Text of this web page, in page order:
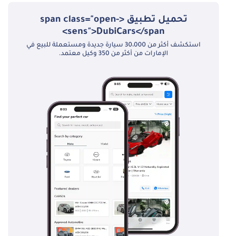
تحميل تطبيق <span class="open-
sens">DubiCars</span>
استكشف أكثر من 30،000 سيارة جديدة ومستعملة للبيع في
الإمارات من أكثر من 350 وكيل معتمد.